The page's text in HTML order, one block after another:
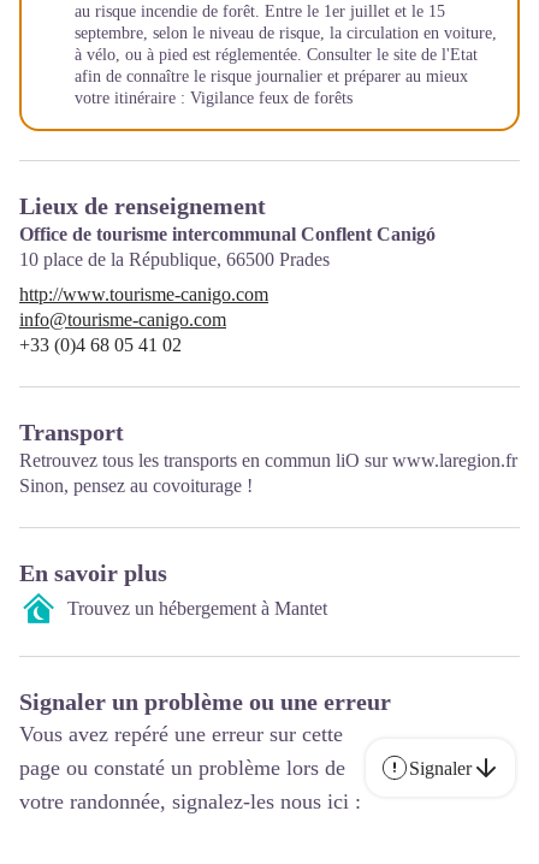
au risque incendie de forêt. Entre le 1er juillet et le 15
septembre, selon le niveau de risque, la circulation en voiture,
à vélo, ou à pied est réglementée. Consulter le site de l'Etat
afin de connaître le risque journalier et préparer au mieux
votre itinéraire : Vigilance feux de forêts
Lieux de renseignement
Office de tourisme intercommunal Conflent Canigó
10 place de la République, 66500 Prades
http://www.tourisme-canigo.com
info@tourisme-canigo.com
+33 (0)4 68 05 41 02
Transport
Retrouvez tous les transports en commun liO surwww.laregion.fr
Sinon, pensez au covoiturage !
En savoir plus
Trouvez un hébergement à Mantet
Signaler un problème ou une erreur
Vous avez repéré une erreur sur cette
page ou constaté un problème lors de
votre randonnée, signalez-les nous ici :
Signaler